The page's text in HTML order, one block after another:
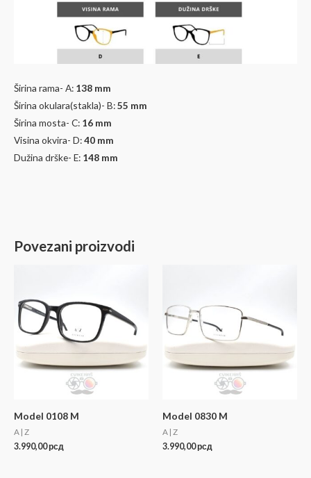
Širina rama- A: 138 mm
Širina okulara(stakla)- B:55 mm
Širina mosta- C: 16 mm
Visina okvira- D:40 mm
Dužina drške- E: 148 mm
Povezani proizvodi
Model 0108 M
A | Z
3.990,00рсд
Model 0830 M
A | Z
3.990,00рсд